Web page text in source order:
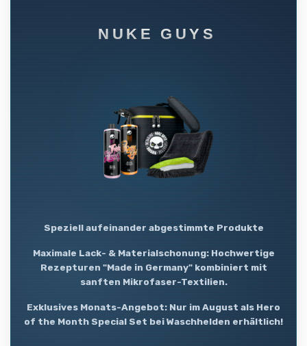
NUKE GUYS
Speziell aufeinander abgestimmte Produkte
Maximale Lack- & Materialschonung: Hochwertige
Rezepturen "Made in Germany" kombiniert mit
sanften Mikrofaser-Textilien.
Exklusives Monats-Angebot: Nur im August als Hero
of the Month Special Set bei Waschhelden erhältlich!